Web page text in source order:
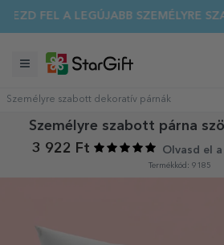
FEL A LEGÚJABB SZEMÉLYRE
Személyre szabott dekoratív párnák
Személyre szabott párna
3 922 Ft
Olvasd el
Termékkód: 9185